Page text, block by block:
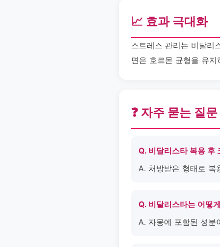
📈 효과 극대화
스트레스 관리는 비달리
면은 호르몬 균형을 유
❓ 자주 묻는 질문
Q. 비달리스타 복용 후
A. 처방받은 형태로 복
Q. 비달리스타는 어떻
A. 자몽에 포함된 성분